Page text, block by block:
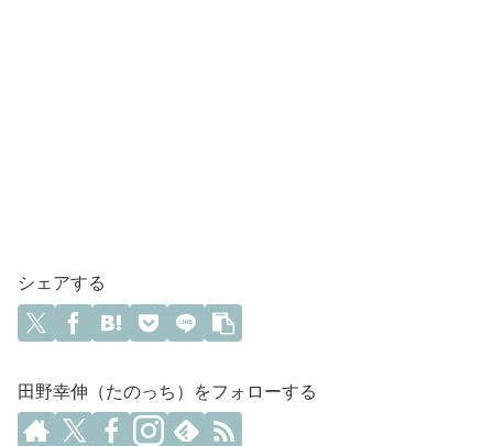
シェアする
田野幸伸（たのっち）をフォローする